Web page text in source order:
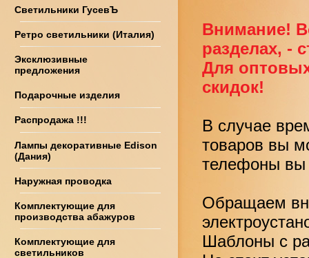
Светильники ГусевЪ
Ретро светильники (Италия)
Эксклюзивные
предложения
Подарочные изделия
Распродажа !!!
Лампы декоративные Edison
(Дания)
Наружная проводка
Комплектующие для
производства абажуров
Комплектующие для
светильников
Внимание!
разделах, -
Для
скидок!
В случае
товаров вы
телефоны вы
Обращаем
Шаблоны с